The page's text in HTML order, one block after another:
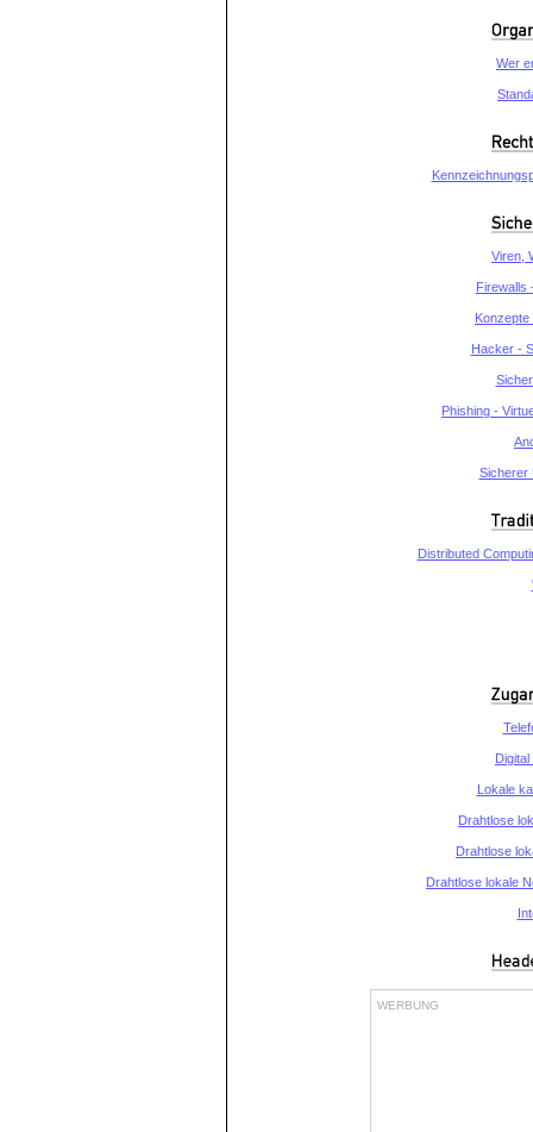
Wer
Viren,
Firewalls
Hacker -
Phishing -
Sicherer
Distributed
Lokale
Drahtlose
Drahtlose
Drahtlose lokale
WERBUNG